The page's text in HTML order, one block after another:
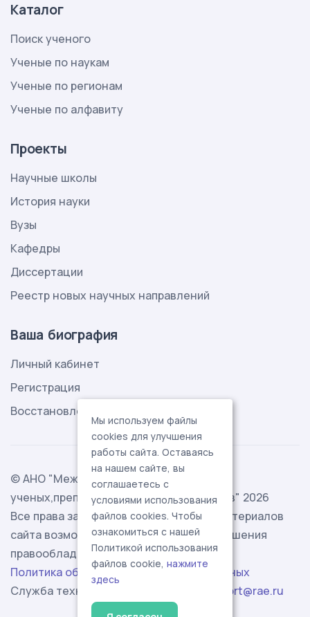
Каталог
Поиск ученого
Ученые по наукам
Ученые по регионам
Ученые по алфавиту
Проекты
Научные школы
История науки
Вузы
Кафедры
Диссертации
Реестр новых научных направлений
Ваша биография
Личный кабинет
Регистрация
Восстановление пароля
© АНО "Международная ассоциация
ученых,преподавателей и специалистов" 2026
Все права защищены. Использование материалов
сайта возможно исключительно с разрешения
правообладателя.
Политика обработки персональных данных
Служба технической поддержки -
support@rae.ru
Мы используем файлы
cookies для улучшения
работы сайта. Оставаясь
на нашем сайте, вы
соглашаетесь с
условиями использования
файлов cookies. Чтобы
ознакомиться с нашей
Политикой использования
файлов cookie, нажмите
здесь